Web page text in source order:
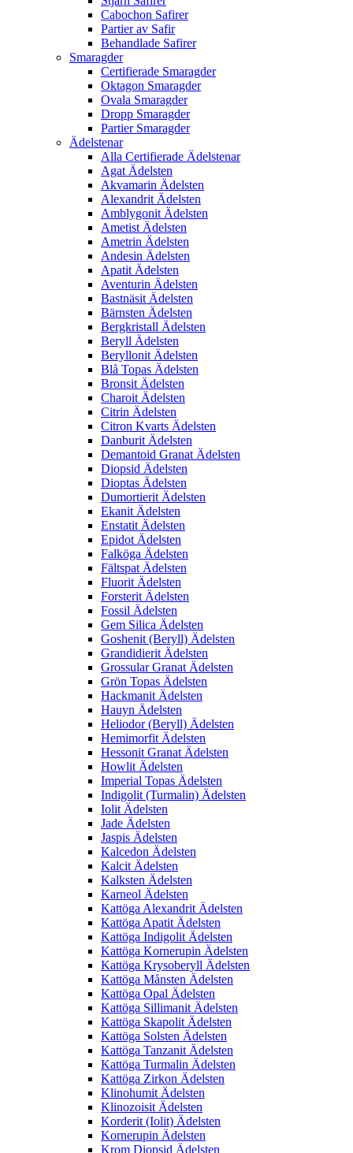
Cabochon Safirer
Partier av Safir
Behandlade Safirer
Smaragder
Certifierade Smaragder
Oktagon Smaragder
Ovala Smaragder
Dropp Smaragder
Partier Smaragder
Ädelstenar
Alla Certifierade Ädelstenar
Agat Ädelsten
Akvamarin Ädelsten
Alexandrit Ädelsten
Amblygonit Ädelsten
Ametist Ädelsten
Ametrin Ädelsten
Andesin Ädelsten
Apatit Ädelsten
Aventurin Ädelsten
Bastnäsit Ädelsten
Bärnsten Ädelsten
Bergkristall Ädelsten
Beryll Ädelsten
Beryllonit Ädelsten
Blå Topas Ädelsten
Bronsit Ädelsten
Charoit Ädelsten
Citrin Ädelsten
Citron Kvarts Ädelsten
Danburit Ädelsten
Demantoid Granat Ädelsten
Diopsid Ädelsten
Dioptas Ädelsten
Dumortierit Ädelsten
Ekanit Ädelsten
Enstatit Ädelsten
Epidot Ädelsten
Falköga Ädelsten
Fältspat Ädelsten
Fluorit Ädelsten
Forsterit Ädelsten
Fossil Ädelsten
Gem Silica Ädelsten
Goshenit (Beryll) Ädelsten
Grandidierit Ädelsten
Grossular Granat Ädelsten
Grön Topas Ädelsten
Hackmanit Ädelsten
Hauyn Ädelsten
Heliodor (Beryll) Ädelsten
Hemimorfit Ädelsten
Hessonit Granat Ädelsten
Howlit Ädelsten
Imperial Topas Ädelsten
Indigolit (Turmalin) Ädelsten
Iolit Ädelsten
Jade Ädelsten
Jaspis Ädelsten
Kalcedon Ädelsten
Kalcit Ädelsten
Kalksten Ädelsten
Karneol Ädelsten
Kattöga Alexandrit Ädelsten
Kattöga Apatit Ädelsten
Kattöga Indigolit Ädelsten
Kattöga Kornerupin Ädelsten
Kattöga Krysoberyll Ädelsten
Kattöga Månsten Ädelsten
Kattöga Opal Ädelsten
Kattöga Sillimanit Ädelsten
Kattöga Skapolit Ädelsten
Kattöga Solsten Ädelsten
Kattöga Tanzanit Ädelsten
Kattöga Turmalin Ädelsten
Kattöga Zirkon Ädelsten
Klinohumit Ädelsten
Klinozoisit Ädelsten
Korderit (Iolit) Ädelsten
Kornerupin Ädelsten
Krom Diopsid Ädelsten